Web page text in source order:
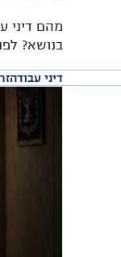
מהם דיני
בנושא?
דיני עבודה